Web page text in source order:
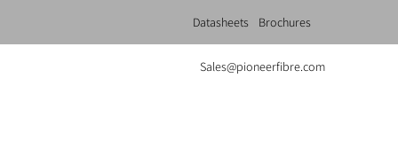
Datasheets Brochures
Sales@pioneerfibre.com